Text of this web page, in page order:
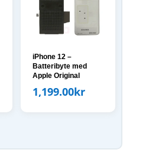
iPhone 12 –
Batteribyte med
Apple Original
1,199.00kr